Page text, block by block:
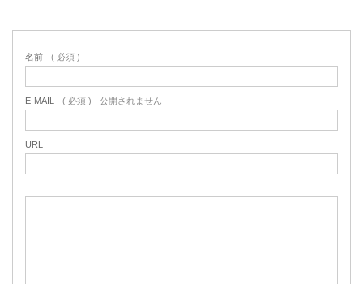
名前 ( 必須 )
E-MAIL ( 必須 ) - 公開されません -
URL